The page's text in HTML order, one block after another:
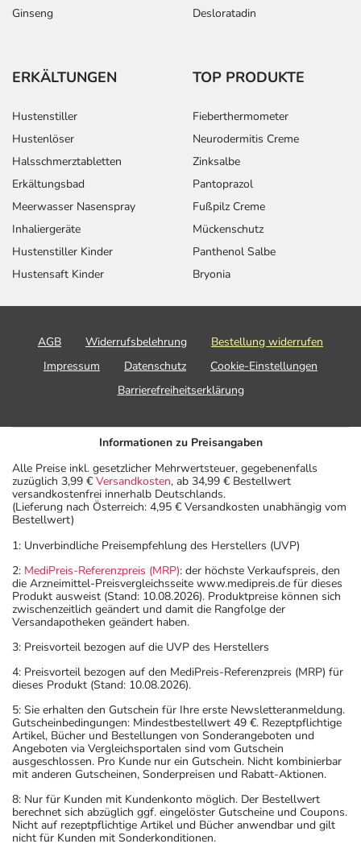
Ginseng
Desloratadin
ERKÄLTUNGEN
Hustenstiller
Hustenlöser
Halsschmerztabletten
Erkältungsbad
Meerwasser Nasenspray
Inhaliergeräte
Hustenstiller Kinder
Hustensaft Kinder
TOP PRODUKTE
Fieberthermometer
Neurodermitis Creme
Zinksalbe
Pantoprazol
Fußpilz Creme
Mückenschutz
Panthenol Salbe
Bryonia
AGB Widerrufsbelehrung
Bestellung widerrufen
Impressum
Datenschutz
Cookie-Einstellungen
Barrierefreiheitserklärung
Informationen zu Preisangaben
Alle Preise inkl. gesetzlicher Mehrwertsteuer, gegebenenfalls
zuzüglich 3,99 € Versandkosten, ab 34,99 € Bestellwert
versandkostenfrei innerhalb Deutschlands.
(Lieferung nach Österreich: 4,95 € Versandkosten unabhängig vom
Bestellwert)
1: Unverbindliche Preisempfehlung des Herstellers (UVP)
2: MediPreis-Referenzpreis (MRP): der höchste Verkaufspreis, den
die Arzneimittel-Preisvergleichsseite www.medipreis.de für dieses
Produkt ausweist (Stand: 10.08.2026). Produktpreise können sich
zwischenzeitlich geändert und damit die Rangfolge der
Versandapotheken geändert haben.
3: Preisvorteil bezogen auf die UVP des Herstellers
4: Preisvorteil bezogen auf den MediPreis-Referenzpreis (MRP) für
dieses Produkt (Stand: 10.08.2026).
5: Sie erhalten den Gutschein für Ihre erste Newsletteranmeldung.
Gutscheinbedingungen: Mindestbestellwert 49 €. Rezeptpflichtige
Artikel, Bücher und Bestellungen von Sonderangeboten und
Angeboten via Vergleichsportalen sind vom Gutschein
ausgeschlossen. Pro Kunde nur ein Gutschein. Nicht kombinierbar
mit anderen Gutscheinen, Sonderpreisen und Rabatt-Aktionen.
8: Nur für Kunden mit Kundenkonto möglich. Der Bestellwert
berechnet sich abzüglich ggf. eingelöster Gutscheine und Coupons.
Nicht auf rezeptpflichtige Artikel und Bücher anwendbar und gilt
nicht für Kunden mit Sonderkonditionen.